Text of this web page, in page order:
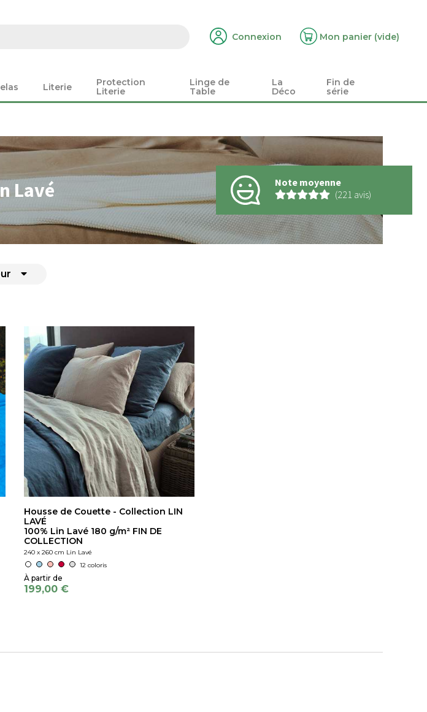
Connexion Mon panier (vide)
Literie
Protection
Literie
Linge de
Table
La
Déco
Fin de
série
Lavé
Note moyenne
(221 avis)
Housse de Couette - Collection LIN
LAVÉ
100% Lin Lavé 180 g/m² FIN DE
COLLECTION
240 x 260 cm Lin Lavé
12 coloris
199,00 €